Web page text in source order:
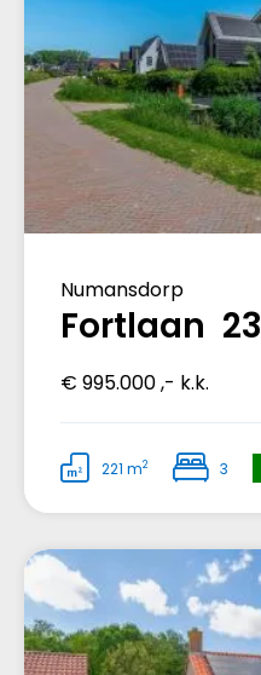
Numansdorp
Fortlaan 23
€ 995.000 ,- k.k.
221 m2 3